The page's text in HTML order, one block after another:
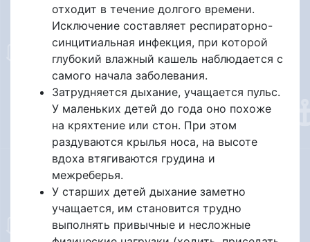
отходит в течение долгого времени.
Исключение составляет респираторно-
синцитиальная инфекция, при которой
глубокий влажный кашель наблюдается с
самого начала заболевания.
Затрудняется дыхание, учащается пульс.
У маленьких детей до года оно похоже
на кряхтение или стон. При этом
раздуваются крылья носа, на высоте
вдоха втягиваются грудина и
межреберья.
У старших детей дыхание заметно
учащается, им становится трудно
выполнять привычные и несложные